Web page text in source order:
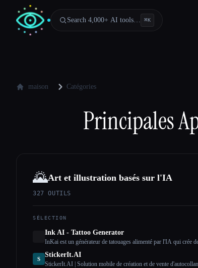
Search 4,000+ AI tools… ⌘K
maison Catégories
Principales
🌄Art et illustration basés sur l'IA
327 OUTILS
SÉLECTION
Ink AI - Tattoo Generator
InKai est un générateur de tatouages alimenté par l'IA qui crée
l'utilisateur.
S
StickerIt.AI
StickerIt.AI | Solution mobile de création et de vente